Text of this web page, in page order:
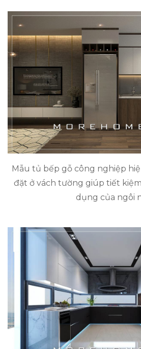
Mẫu tủ bếp gỗ công nghiệp
đặt ở vách tường giúp tiết
dụng của ngôi